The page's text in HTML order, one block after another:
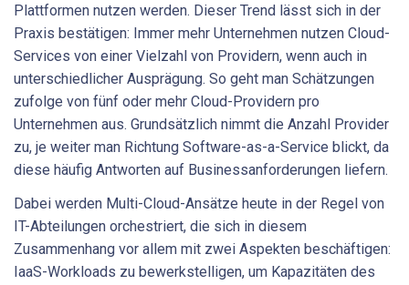
Plattformen nutzen werden. Dieser Trend lässt sich in der
Praxis bestätigen: Immer mehr Unternehmen nutzen Cloud-
Services von einer Vielzahl von Providern, wenn auch in
unterschiedlicher Ausprägung. So geht man Schätzungen
zufolge von fünf oder mehr Cloud-Providern pro
Unternehmen aus. Grundsätzlich nimmt die Anzahl Provider
zu, je weiter man Richtung Software-as-a-Service blickt, da
diese häufig Antworten auf Businessanforderungen liefern.
Dabei werden Multi-Cloud-Ansätze heute in der Regel von
IT-Abteilungen orchestriert, die sich in diesem
Zusammenhang vor allem mit zwei Aspekten beschäftigen:
IaaS-Workloads zu bewerkstelligen, um Kapazitäten des